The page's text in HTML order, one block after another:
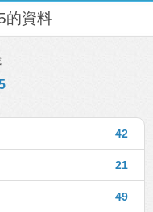
的資料
42
21
49